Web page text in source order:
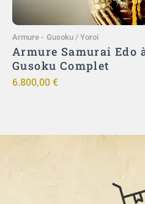
Armure - Gusoku / Yoroi
Armure Samurai Edo
Gusoku Complet
6.800,00 €